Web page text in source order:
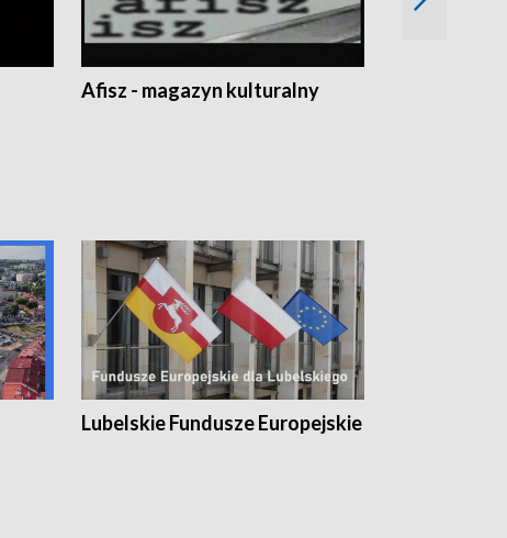
Afisz - magazyn kulturalny
Lubelskie Fundusze Europejskie